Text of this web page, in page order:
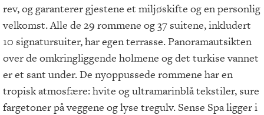
rev, og garanterer gjestene et miljøskifte og en personlig
velkomst. Alle de 29 rommene og 37 suitene, inkludert
10 signatursuiter, har egen terrasse. Panoramautsikten
over de omkringliggende holmene og det turkise vannet
er et sant under. De nyoppussede rommene har en
tropisk atmosfære: hvite og ultramarinblå tekstiler, sure
fargetoner på veggene og lyse tregulv. Sense Spa ligger i